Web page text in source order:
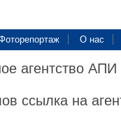
О нас
агентство
ссылка на